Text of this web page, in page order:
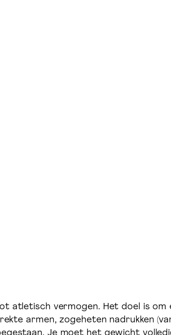
atletisch vermogen. Het doel is om
armen, zogeheten nadrukken
Je moet het gewicht